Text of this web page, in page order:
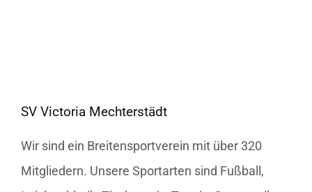
SV Victoria Mechterstädt
Wir sind ein Breitensportverein mit über 320
Mitgliedern. Unsere Sportarten sind Fußball,